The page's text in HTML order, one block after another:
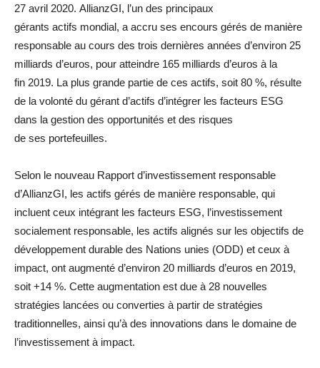
27 avril 2020. AllianzGI, l’un des principaux
gérants actifs mondial, a accru ses encours gérés de manière
responsable au cours des trois dernières années d’environ 25
milliards d’euros, pour atteindre 165 milliards d’euros à la
fin 2019. La plus grande partie de ces actifs, soit 80 %, résulte
de la volonté du gérant d’actifs d’intégrer les facteurs ESG
dans la gestion des opportunités et des risques
de ses portefeuilles.
Selon le nouveau Rapport d’investissement responsable
d’AllianzGI, les actifs gérés de manière responsable, qui
incluent ceux intégrant les facteurs ESG, l’investissement
socialement responsable, les actifs alignés sur les objectifs de
développement durable des Nations unies (ODD) et ceux à
impact, ont augmenté d’environ 20 milliards d’euros en 2019,
soit +14 %. Cette augmentation est due à 28 nouvelles
stratégies lancées ou converties à partir de stratégies
traditionnelles, ainsi qu’à des innovations dans le domaine de
l’investissement à impact.